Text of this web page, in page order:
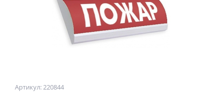
Артикул: 220844